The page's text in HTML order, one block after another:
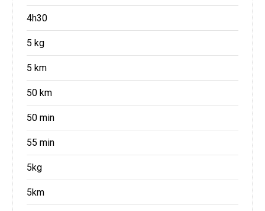
4h30
5 kg
5 km
50 km
50 min
55 min
5kg
5km